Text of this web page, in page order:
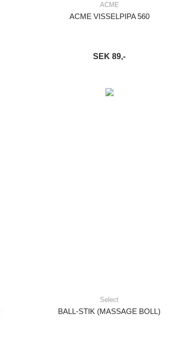
ACME
ACME VISSELPIPA 560
SEK 89,-
Select
BALL-STIK (MASSAGE BOLL)